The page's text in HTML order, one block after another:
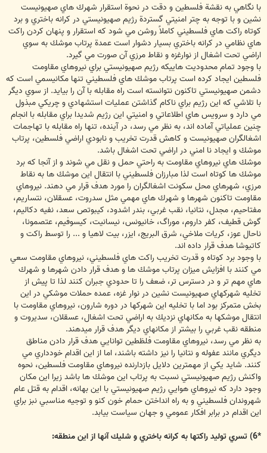
با نگاهي به نقشة فلسطين و دقت در نحوة استقرار شهرك هاي صهيونيست
نشين و با توجه به چتر امنيتي گستردة رژيم صهيونيستي در كرانه باختري و برد
كوتاه راكت هاي فلسطيني كاملاً روشن مي شود كه استقرار و پنهان كردن راكت
هاي نظامي در كرانه باختري بسيار دشوار است عمدة پرتاب موشك به سوي
اراضي تحت اشغال از نوارغزه و نقاط مرزي آن صورت مي گيرد.
با وجود تمام محدوديت هاييكه رژيم صهيونيستي براي نيروهاي مقاومت
فلسطين ايجاد كرده است پرتاب موشك هاي فلسطيني تنها مكانيسمي است كه
دشمن صهيونيستي تاكنون نتوانسته است راه مقابله با آن را بيايد. از سوي ديگر
با تلاشي كه اين رژيم براي ناكام گذاشتن عمليات استشهادي و چريكي مبذول
مي دارد و سرويس هاي اطلاعاتي و امنيتي اين رژيم شديدا براي مقابله با انجام
چنين عملياتي آماده اند، به نظر مي رسد، در آينده، تنها راه مقابله با تهاجمات
اشغالگران صهيونيست و كاهش قدرت تخريب و نابودي اراضي فلسطين، پرتاب
موشك و ايجاد نا امني در اراضي تحت اشغال باشد.
موشك هاي نيروهاي مقاومت به راحتي حمل و نقل مي شوند و از آنجا كه برد
موشك ها كوتاه است لذا مبارزان فلسطيني با انتقال اين موشك ها به نقاط
مرزي، شهرهاي محل سكونت اشغالگران را مورد هدف قرار مي دهند. نيروهاي
مقاومت تاكنون شهرها و شهرك هاي مهمي مثل سدروت، عسقلان، نتساريم،
مفتاحيم، مجدل، نتانيا، نقب غربي، بندر اشدود، كيبوتص سعد، نفيه دكاليم،
گوش قطيف، كفر داروم، موراگ، خانيونس، نيسانيت، كيسوفيم، عتصمونا،
ناحال عوز، كريات ملاخي، شرق البريج، ايزر، بيت لاهيا و ... را توسط راكت و
كاتيوشا هدف قرار داده اند.
با وجود برد كوتاه و قدرت تخريب راكت هاي فلسطيني، نيروهاي مقاومت سعي
مي كنند با افزايش ميزان پرتاب موشك ها و هدف قرار دادن شهرها و شهرك
هاي مهم تر و در دسترس تر، ضعف را تا حدودي جبران كنند لذا تا پيش از
تخليه شهركهاي صهيونيست نشين در نوار غزه، عمده حملات موشكي در اين
بخش متمركز بود اما با تخليه اين شهركها در دوره شارون، نيروهاي مقاومت با
انتقال موشكها به مكانهاي نزديك به اراضي تحت اشغال، عسقلان، سديروت و
منطقه نقب غربي را بيشتر از مكانهاي ديگر هدف قرار ميدهند.
به نظر مي رسد، نيروهاي مقاومت فلظطين توانايي هدف قرار دادن مناطق
ديگري مانند عفوله و نتانيا را نيز داشته باشند، اما از اين اقدام خودداري مي
كنند. شايد يكي از مهمترين دلايل بازدارنده نيروهاي مقاومت فلسطين، نحوه
واكنش رژيم صهيونيستي نسبت به پرتاب اين موشك ها باشد زيرا اين مكان
وجود دارد كه نيروهاي هوايي رژيم صهيونيستي با اين بهانه، اقدام به قتل عام
شهروندان فلسطيني و به راه انداختن حمام خون كنو و توجيه مناسبي نبز براي
اين اقدام در برابر افكار عمومي و جهان سياست بيابد.
*6) تسري توليد راكتها به كرانه باختري و شليك آنها از اين منطقه: